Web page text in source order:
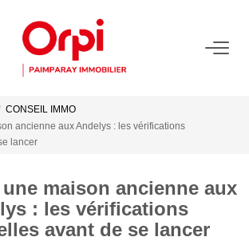
Biens Vendus
UN PROCHE
CONSEIL IMMO
ancienne aux Andelys : les vérifications
lancer
maison ancienne aux
: les vérifications
avant de se lancer